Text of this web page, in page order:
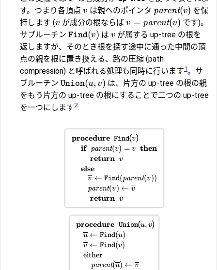
す。つまり各頂点 v は親へのポインタ parent(v) を保
持します (v が成分の根ならば v = parent(v) です)。
サブルーチン Find(v) は v が属する up-tree の根を
返しますが、そのとき根を探す途中に通った中間の頂
点の親を根に置き換える、路の圧縮 (path
compression) と呼ばれる処理も同時に行います1。サ
ブルーチン Union(u, v) は、片方の up-tree の根の親
をもう片方の up-tree の根にすることで二つの up-tree
を一つにします2:
procedure Find(v)
if
parent(v) = v
then
return
v
else
v ← Find(parent(v))
parent(v) ← v
return v
procedure Union(u, v)
u ← Find(u)
v ← Find(v)
either
parent(u) ← v